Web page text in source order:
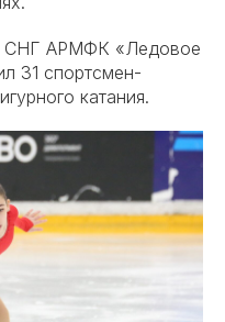
СНГ АРМФК «Ледовое
31 спортсмен-
катания.